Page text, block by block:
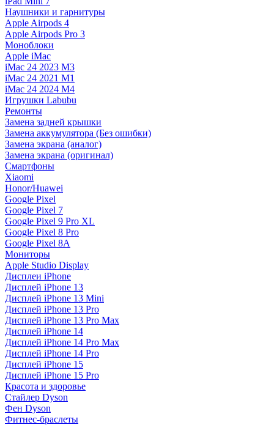
Наушники и гарнитуры
Apple Airpods 4
Apple Airpods Pro 3
Моноблоки
Apple iMac
iMac 24 2023 M3
iMac 24 2021 M1
iMac 24 2024 M4
Игрушки Labubu
Ремонты
Замена задней крышки
Замена аккумулятора (Без ошибки)
Замена экрана (аналог)
Замена экрана (оригинал)
Смартфоны
Xiaomi
Honor/Huawei
Google Pixel
Google Pixel 7
Google Pixel 9 Pro XL
Google Pixel 8 Pro
Google Pixel 8A
Мониторы
Apple Studio Display
Дисплеи iPhone
Дисплей iPhone 13
Дисплей iPhone 13 Mini
Дисплей iPhone 13 Pro
Дисплей iPhone 13 Pro Max
Дисплей iPhone 14
Дисплей iPhone 14 Pro Max
Дисплей iPhone 14 Pro
Дисплей iPhone 15
Дисплей iPhone 15 Pro
Красота и здоровье
Стайлер Dyson
Фен Dyson
Фитнес-браслеты